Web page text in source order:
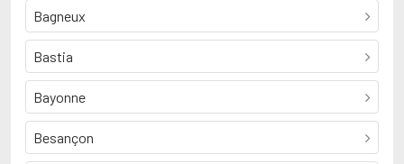
Bagneux
Bastia
Bayonne
Besançon